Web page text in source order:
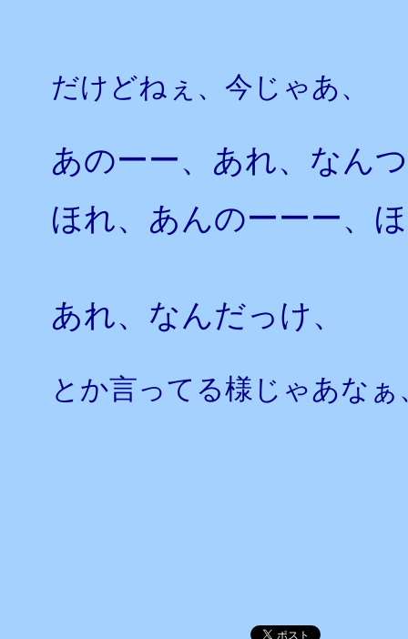
だけどねぇ、今じゃあ、
あのーー、あれ、なん
ほれ、あんのーーー、
あれ、なんだっけ、
とか言ってる様じゃあなぁ